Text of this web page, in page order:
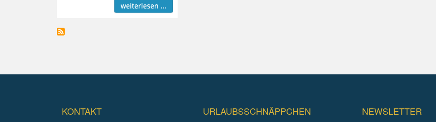
weiterlesen ...
KONTAKT URLAUBSSCHNÄPPCHEN NEWSLETTER